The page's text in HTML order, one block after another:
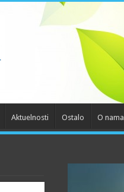
Aktuelnosti Ostalo O nama